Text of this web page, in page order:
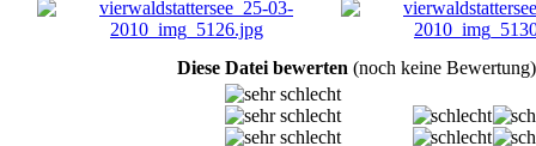
Diese Datei bewerten (noch keine Bewertung)